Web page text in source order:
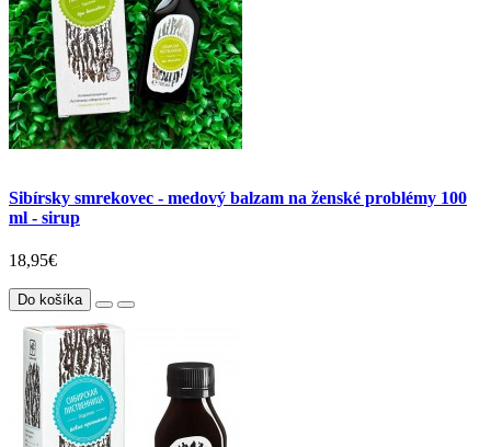
Sibírsky smrekovec - medový balzam na ženské problémy 100
ml - sirup
18,95€
Do košíka